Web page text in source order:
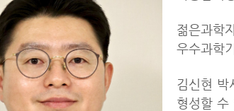
젊은과학
우수과학
김신현 박
형성할 수